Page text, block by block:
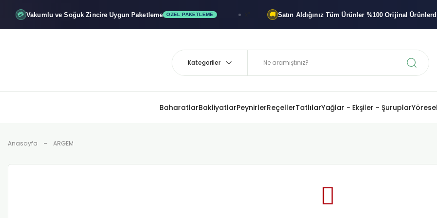
Vakumlu ve SoğukZincire Uygun Paketleme ÖZEL PAKETLEME Satın Aldığınız Tüm Ürünler%100 OrijinalÜrünlerdir
BaharatlarBakliyatlarPeynirlerReçellerTatlılarYağlar - Ekşiler - Şuruplar
Anasayfa ARGEM